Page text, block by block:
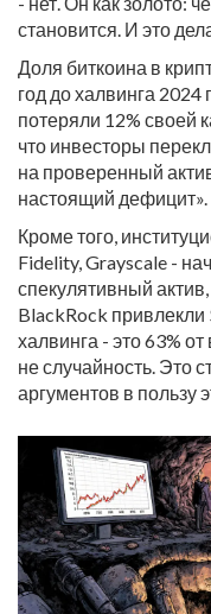
становится. И это
Доля биткоина в
год до халвинга 2024
потеряли 12% своей
что инвесторы
на проверенный
настоящий дефицит».
Кроме того,
Fidelity, Grayscale -
спекулятивный
BlackRock
халвинга - это 63%
не случайность. Это
аргументов в пользу